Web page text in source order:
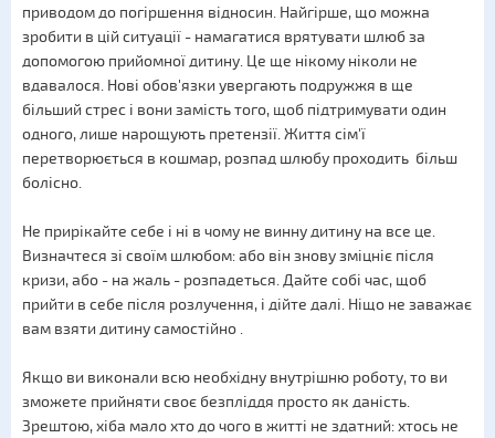
приводом до погіршення відносин. Найгірше, що можна
зробити в цій ситуації - намагатися врятувати шлюб за
допомогою прийомної дитину. Це ще нікому ніколи не
вдавалося. Нові обов'язки увергають подружжя в ще
більший стрес і вони замість того, щоб підтримувати один
одного, лише нарощують претензії. Життя сім'ї
перетворюється в кошмар, розпад шлюбу проходить більш
болісно.
Не прирікайте себе і ні в чому не винну дитину на все це.
Визначтеся зі своїм шлюбом: або він знову зміцніє після
кризи, або - на жаль - розпадеться. Дайте собі час, щоб
прийти в себе після розлучення, і дійте далі. Ніщо не заважає
вам взяти дитину самостійно .
Якщо ви виконали всю необхідну внутрішню роботу, то ви
зможете прийняти своє безпліддя просто як даність.
Зрештою, хіба мало хто до чого в житті не здатний: хтось не